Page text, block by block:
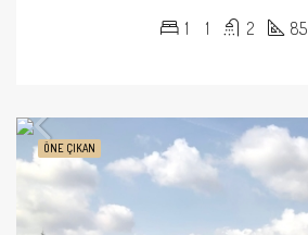
1 1 2 85
ÖNE ÇIKAN